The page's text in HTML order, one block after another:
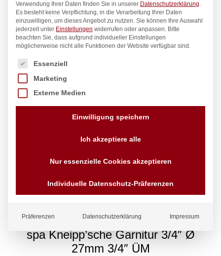
spa Kneipp’sche Garnitur 3/4″ Ø
27mm 3/4″ ÜM
Verwendung Ihrer Daten finden Sie in unserer Datenschutzerklärung.
Es besteht keine Verpflichtung, in die Verarbeitung Ihrer Daten
einzuwilligen, um dieses Angebot zu nutzen. Sie können Ihre Auswahl
jederzeit unter Einstellungen widerrufen oder anpassen. Bitte
beachten Sie, dass aufgrund individueller Einstellungen
möglicherweise nicht alle Funktionen der Website verfügbar sind.
Es folgt eine Liste der Service-Gruppen, für die eine
Essenziell
Marketing
Externe Medien
Einwilligung speichern
Ich akzeptiere alle
Nur essenzielle Cookies akzeptieren
Individuelle Datenschutz-Präferenzen
Präferenzen Datenschutzerklärung Impressum